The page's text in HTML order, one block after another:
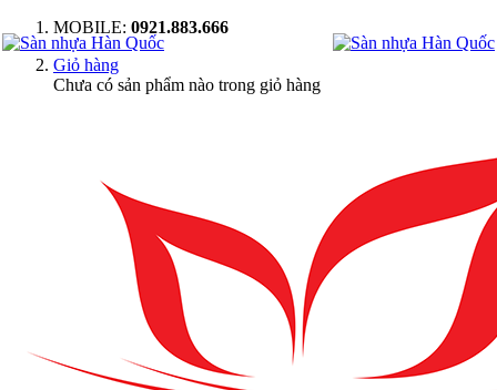
MOBILE: 0921.883.666
Giỏ hàng
Chưa có sản phẩm nào trong giỏ hàng